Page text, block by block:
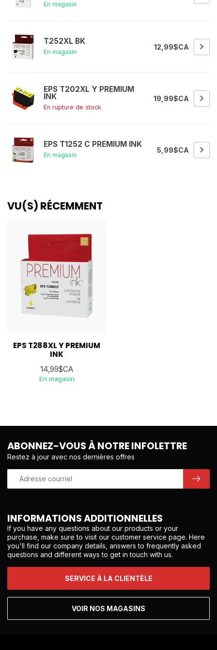
En magasin
T252XL BK
En magasin
12,99$CA
EPS T202XL Y PREMIUM
INK
En rupture de stock
19,99$CA
EPS T1252 C PREMIUM INK
En magasin
5,99$CA
VU(S) RÉCEMMENT
EPS T288XL Y PREMIUM
INK
14,99$CA
En magasin
INFORMATIONS ADDITIONNELLES
If you have any questions about our products or your
purchase, make sure to visit our customer service page. Here
you'll find our company details, answers to frequently asked
questions and different ways to get in touch with us.
SERVICE À LA CLIENTÈLE
VOIR NOS MAGASINS
ABONNEZ-VOUS À NOTRE INFOLETTRE
Restez à jour avec nos dernières offres